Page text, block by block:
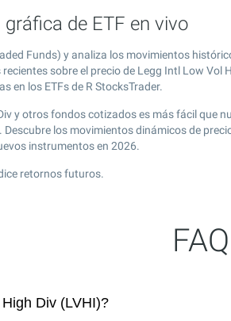
de ETF en vivo
Funds) y analiza los movimientos
sobre el precio de Legg Intl Low Vol
en los ETFs de R StocksTrader.
y otros fondos cotizados es más fácil que
los movimientos dinámicos de
instrumentos en 2026.
retornos futuros.
FAQ
Div (LVHI)?